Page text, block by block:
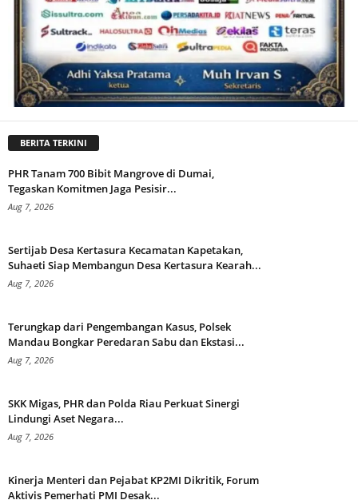
BERITA TERKINI
PHR Tanam 700 Bibit Mangrove di Dumai,
Tegaskan Komitmen Jaga Pesisir...
Aug 7, 2026
Sertijab Desa Kertasura Kecamatan Kapetakan,
Suhaeti Siap Membangun Desa Kertasura Kearah...
Aug 7, 2026
Terungkap dari Pengembangan Kasus, Polsek
Mandau Bongkar Peredaran Sabu dan Ekstasi...
Aug 7, 2026
SKK Migas, PHR dan Polda Riau Perkuat Sinergi
Lindungi Aset Negara...
Aug 7, 2026
Kinerja Menteri dan Pejabat KP2MI Dikritik, Forum
Aktivis Pemerhati PMI Desak...